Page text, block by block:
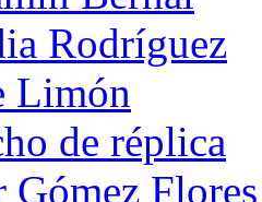
Rodríguez
Limón
de réplica
Gómez Flores